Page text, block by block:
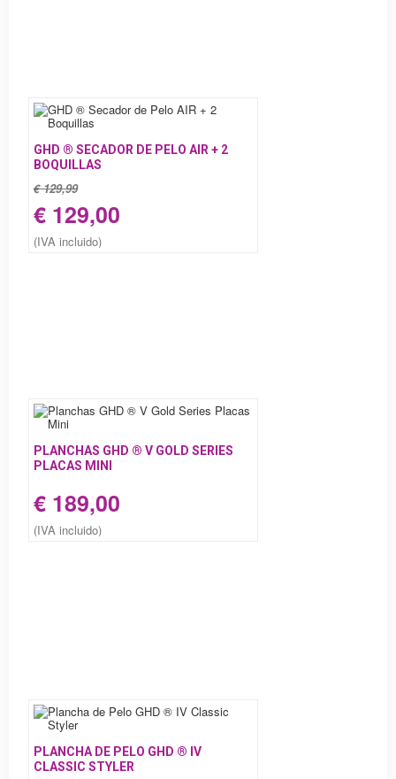
GHD ® SECADOR DE PELO AIR + 2
BOQUILLAS
€ 129,99
€ 129,00
(IVA incluido)
PLANCHAS GHD ® V GOLD SERIES
PLACAS MINI
€ 189,00
(IVA incluido)
PLANCHA DE PELO GHD ® IV
CLASSIC STYLER